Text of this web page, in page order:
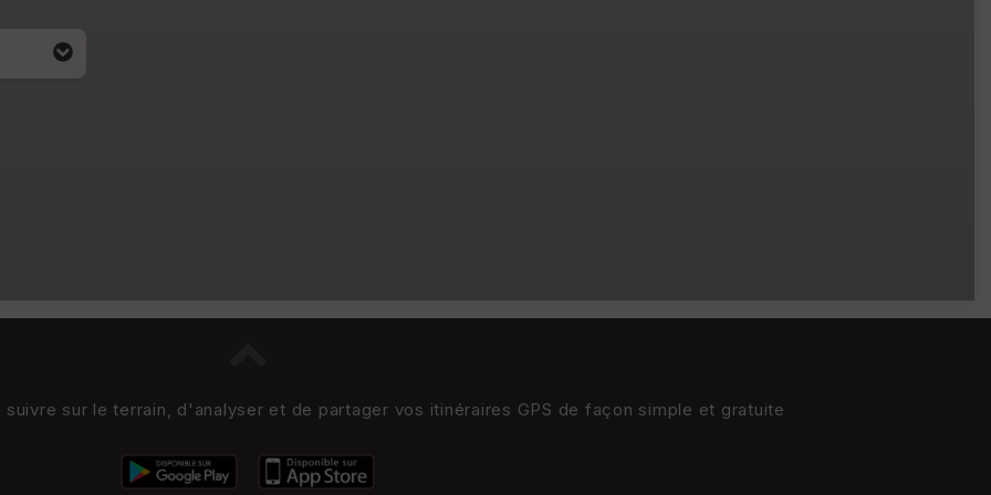
sur le terrain, d'analyser et de partager vos itinéraires GPS de façon simple et gratuite